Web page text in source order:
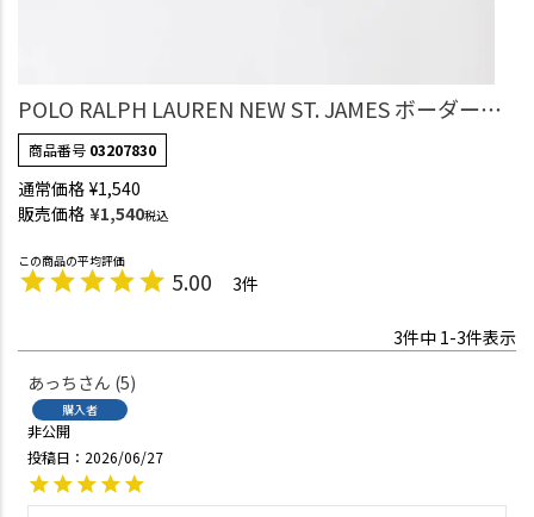
POLO RALPH LAUREN NEW ST. JAMES ボーダース
ニーカー丈 ソックス 03207830
商品番号 03207830
通常価格 ¥1,540
販売価格 ¥1,540税込
5.00 3
3件中 1-3件表示
あっち
5
購入者
非公開
投稿日
2026/06/27